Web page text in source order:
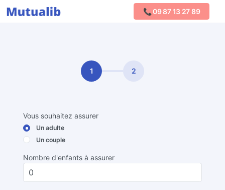
📞 09 87 13 27 89
Comparer les mutuelles
1 2
Vous souhaitez assurer
Un adulte
Un couple
Nombre d'enfants à assurer